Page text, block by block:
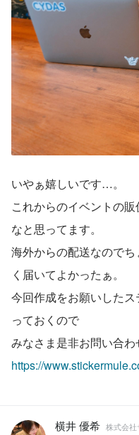
いやぁ嬉しいです…。
これからのイベントの
なと思ってます。
海外からの配送なので
く届いてよかったぁ。
今回作成をお願いした
っておくので
みなさま是非お問い合わ
https://
横井 優希 株式会